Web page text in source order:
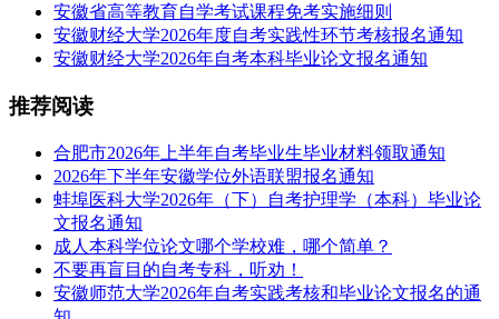
安徽省高等教育自学考试课程免考实施细则
安徽财经大学2026年度自考实践性环节考核报名通知
安徽财经大学2026年自考本科毕业论文报名通知
推荐阅读
合肥市2026年上半年自考毕业生毕业材料领取通知
2026年下半年安徽学位外语联盟报名通知
蚌埠医科大学2026年（下）自考护理学（本科）毕业论
文报名通知
成人本科学位论文哪个学校难，哪个简单？
不要再盲目的自考专科，听劝！
安徽师范大学2026年自考实践考核和毕业论文报名的通